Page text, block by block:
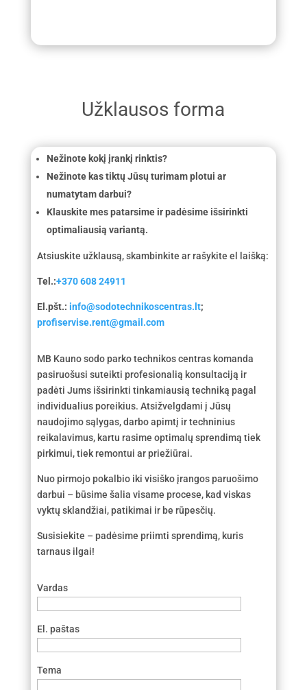
Užklausos forma
Nežinote kokį įrankį rinktis?
Nežinote kas tiktų Jūsų turimam plotui ar
numatytam darbui?
Klauskite mes patarsime ir padėsime išsirinkti
optimaliausią variantą.
Atsiuskite užklausą, skambinkite ar rašykite el laišką:
Tel.:+370 608 24911
El.pšt.: info@sodotechnikoscentras.lt;
profiservise.rent@gmail.com
MB Kauno sodo parko technikos centras komanda
pasiruošusi suteikti profesionalią konsultaciją ir
padėti Jums išsirinkti tinkamiausią techniką pagal
individualius poreikius. Atsižvelgdami į Jūsų
naudojimo sąlygas, darbo apimtį ir techninius
reikalavimus, kartu rasime optimalų sprendimą tiek
pirkimui, tiek remontui ar priežiūrai.
Nuo pirmojo pokalbio iki visiško įrangos paruošimo
darbui – būsime šalia visame procese, kad viskas
vyktų sklandžiai, patikimai ir be rūpesčių.
Susisiekite – padėsime priimti sprendimą, kuris
tarnaus ilgai!
Vardas
El. paštas
Tema